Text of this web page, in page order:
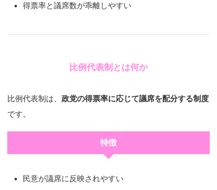
得票率と議席数が乖離しやすい
比例代表制とは何か
比例代表制は、 政党の得票率に応じて議席を配分する制度
です。
特徴
民意が議席に反映されやすい